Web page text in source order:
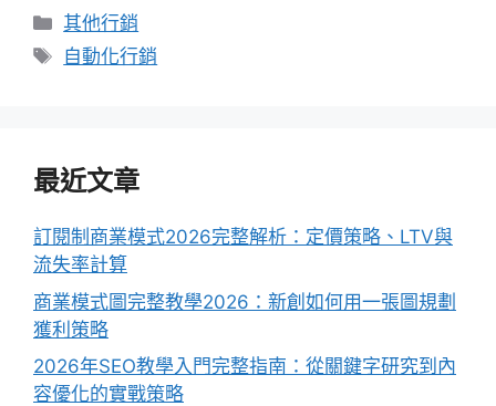
分
類
其他行銷
標
自動化行銷
最近文章
訂閱制商業模式2026完整解析：定價策略、LTV與
流失率計算
商業模式圖完整教學2026：新創如何用一張圖規劃
獲利策略
2026年SEO教學入門完整指南：從關鍵字研究到內
容優化的實戰策略